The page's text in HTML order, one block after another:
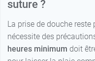
suture ?
La prise de douche
nécessite des
heures minimum doit